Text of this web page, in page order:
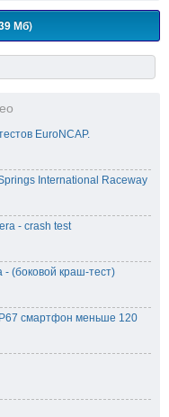
Мб)
EuroNCAP.
International Raceway
- crash test
- (боковой краш-тест)
смартфон меньше 120